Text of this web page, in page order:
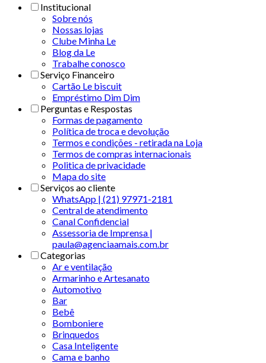
Institucional
Sobre nós
Nossas lojas
Clube Minha Le
Blog da Le
Trabalhe conosco
Serviço Financeiro
Cartão Le biscuit
Empréstimo Dim Dim
Perguntas e Respostas
Formas de pagamento
Política de troca e devolução
Termos e condições - retirada na Loja
Termos de compras internacionais
Politica de privacidade
Mapa do site
Serviços ao cliente
WhatsApp | (21) 97971-2181
Central de atendimento
Canal Confidencial
Assessoria de Imprensa |
paula@agenciaamais.com.br
Categorias
Ar e ventilação
Armarinho e Artesanato
Automotivo
Bar
Bebê
Bomboniere
Brinquedos
Casa Inteligente
Cama e banho